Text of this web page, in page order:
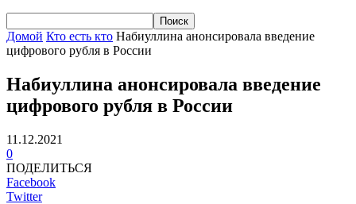
Домой Кто есть кто Набиуллина анонсировала введение
цифрового рубля в России
Набиуллина анонсировала введение
цифрового рубля в России
11.12.2021
0
ПОДЕЛИТЬСЯ
Facebook
Twitter